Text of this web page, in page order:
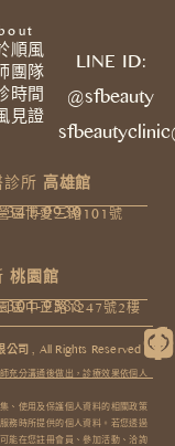
順風
團隊
時間
見證
LINE ID:
@sfbeauty
診所 高雄館
341-9930
區博愛三路101號
桃園館
301-9588
區中正路1247號2樓
司 , All Rights Reserved​
充分溝通後做出，診療效果依個人
、使用及保護個人資料的相關政策
務時所提供的個人資料。若您透過
能在您註冊會員、參加活動、洽詢